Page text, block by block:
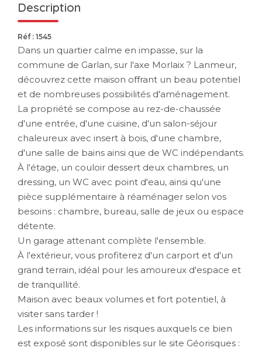
Description
Réf : 1545
Dans un quartier calme en impasse, sur la
commune de Garlan, sur l'axe Morlaix ? Lanmeur,
découvrez cette maison offrant un beau potentiel
et de nombreuses possibilités d'aménagement.
La propriété se compose au rez-de-chaussée
d'une entrée, d'une cuisine, d'un salon-séjour
chaleureux avec insert à bois, d'une chambre,
d'une salle de bains ainsi que de WC indépendants.
À l'étage, un couloir dessert deux chambres, un
dressing, un WC avec point d'eau, ainsi qu'une
pièce supplémentaire à réaménager selon vos
besoins : chambre, bureau, salle de jeux ou espace
détente.
Un garage attenant complète l'ensemble.
À l'extérieur, vous profiterez d'un carport et d'un
grand terrain, idéal pour les amoureux d'espace et
de tranquillité.
Maison avec beaux volumes et fort potentiel, à
visiter sans tarder !
Les informations sur les risques auxquels ce bien
est exposé sont disponibles sur le site Géorisques :